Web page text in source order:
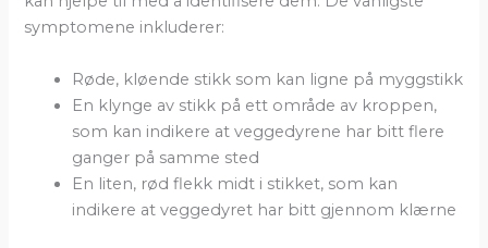
symptomene inkluderer:
Røde, kløende stikk som kan ligne på myggstikk
En klynge av stikk på ett område av kroppen,
som kan indikere at veggedyrene har bitt flere
ganger på samme sted
En liten, rød flekk midt i stikket, som kan
indikere at veggedyret har bitt gjennom klærne